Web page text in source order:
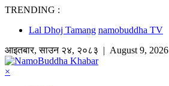
TRENDING :
Lal Dhoj Tamang namobuddha TV
आइतबार,साउन २४, २०८३ | August 9, 2026
×